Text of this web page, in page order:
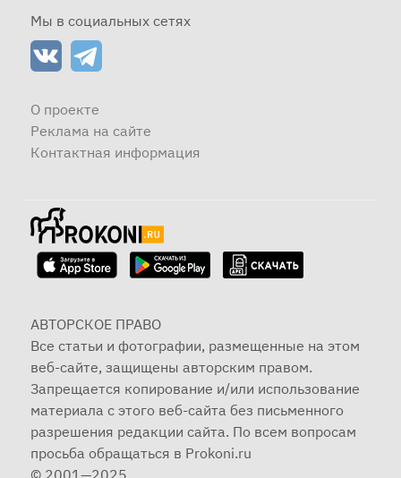
Мы в социальных сетях
О проекте
Реклама на сайте
Контактная информация
АВТОРСКОЕ ПРАВО
Все статьи и фотографии, размещенные на этом
веб-сайте, защищены авторским правом.
Запрещается копирование и/или использование
материала с этого веб-сайта без письменного
разрешения редакции сайта. По всем вопросам
просьба обращаться в Prokoni.ru